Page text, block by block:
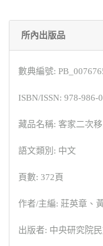
所內出版品
數典編號:
ISBN/ISSN: 978-986-
藏品名稱: 客家二次
語文類別: 中文
頁數: 372頁
作者/主編: 莊英章、
出版者: 中央研究院